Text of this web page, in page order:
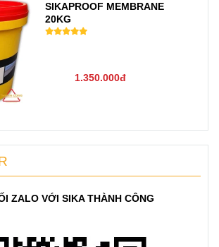
SIKAPROOF MEMBRANE
20KG
1.350.000đ
ZALO VỚI SIKA THÀNH CÔNG